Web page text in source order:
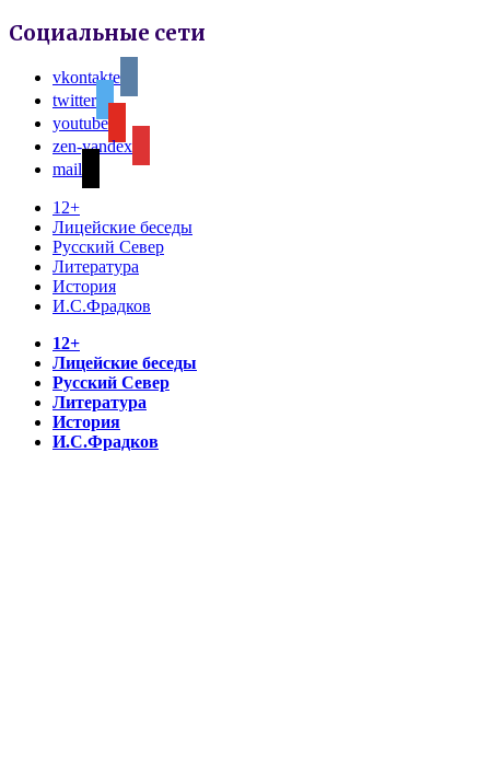
Социальные сети
vkontakte
twitter
youtube
zen-yandex
mail
12+
Лицейские беседы
Русский Север
Литература
История
И.С.Фрадков
12+
Лицейские беседы
Русский Север
Литература
История
И.С.Фрадков